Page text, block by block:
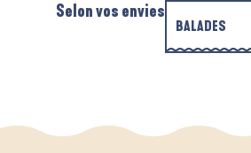
Selon vos envies
BALADES
QUAND IL PLEUT